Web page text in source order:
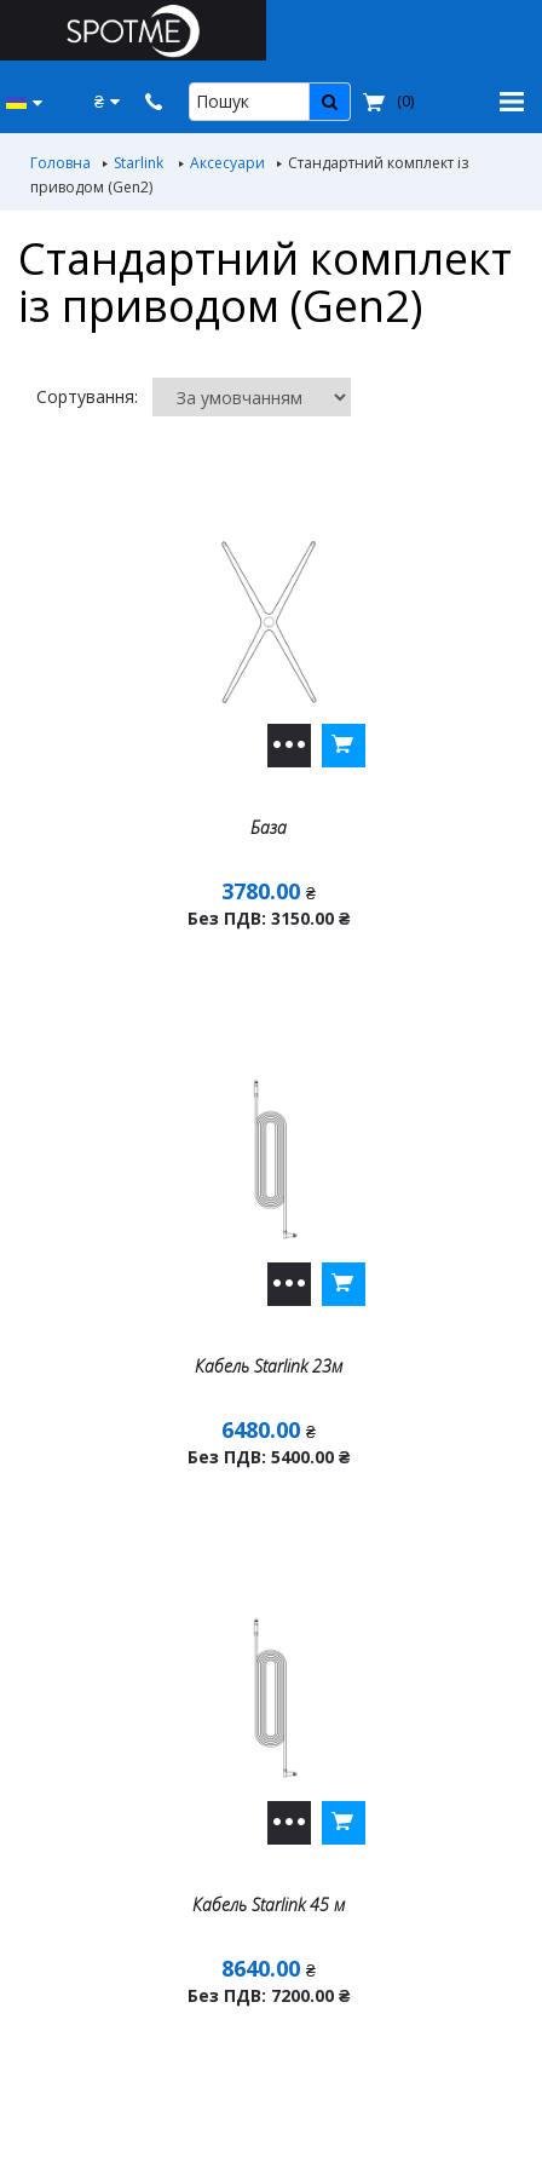
₴ (0)
Головна Starlink Аксесуари
Стандартний комплект із
приводом (Gen2)
Стандартний комплект
із приводом (Gen2)
Сортування:
База
3780.00 ₴
Без ПДВ: 3150.00 ₴
Кабель Starlink 23м
6480.00 ₴
Без ПДВ: 5400.00 ₴
Кабель Starlink 45 м
8640.00 ₴
Без ПДВ: 7200.00 ₴